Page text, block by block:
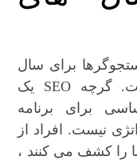
برای سال
2021 ، بازاریابی همه کانال است. گرچه SEO یک
برای برنامه
نیست. افراد از
را کشف می کنند ،